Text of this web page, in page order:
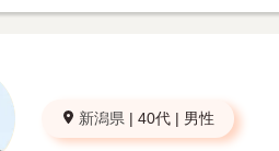
新潟県 | 40代 | 男性